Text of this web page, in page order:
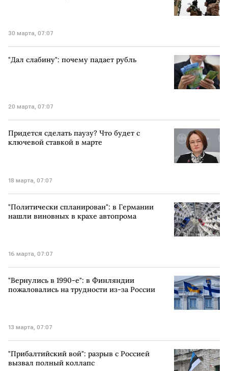
30 марта, 07:07
"Дал слабину": почему падает рубль
20 марта, 07:07
Придется сделать паузу? Что будет с
ключевой ставкой в марте
18 марта, 07:07
"Политически спланирован": в Германии
нашли виновных в крахе автопрома
16 марта, 07:07
"Вернулись в 1990-е": в Финляндии
пожаловались на трудности из-за России
13 марта, 07:07
"Прибалтийский вой": разрыв с Россией
вызвал полный коллапс